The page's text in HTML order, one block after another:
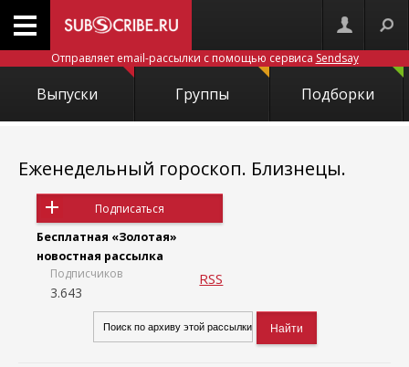
Отправляет email-рассылки с помощью сервиса Sendsay
Выпуски Группы Подборки
Еженедельный гороскоп. Близнецы.
Подписаться
Бесплатная «Золотая»
новостная рассылка
Подписчиков
3.643
RSS